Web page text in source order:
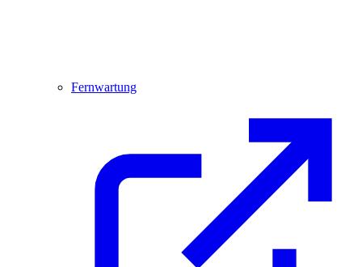
Fernwartung